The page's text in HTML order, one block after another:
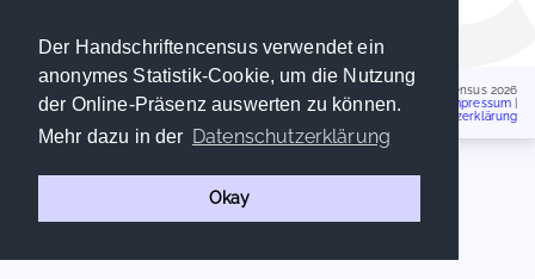
Der Handschriftencensus verwendet ein
anonymes Statistik-Cookie, um die Nutzung
der Online-Präsenz auswerten zu können.
Mehr dazu in der Datenschutzerklärung
Okay
Handschriftencensus 2026
Impressum
Datenschutzerklärung